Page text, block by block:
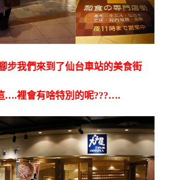
步我們來到了仙台車站的美食街
….裡會有啥特別的呢???….